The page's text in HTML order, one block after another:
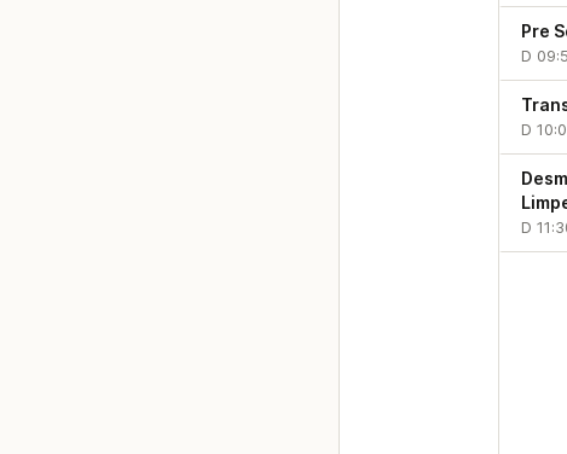
Pre
D
D
D